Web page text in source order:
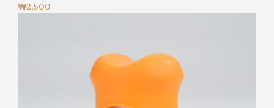
₩2,500